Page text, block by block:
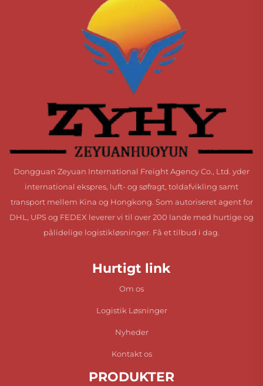
Dongguan Zeyuan International Freight Agency Co., Ltd. yder
international ekspres, luft- og søfragt, toldafvikling samt
transport mellem Kina og Hongkong. Som autoriseret agent for
DHL, UPS og FEDEX leverer vi til over 200 lande med hurtige og
pålidelige logistikløsninger. Få et tilbud i dag.
Hurtigt link
Om os
Logistik Løsninger
Nyheder
Kontakt os
PRODUKTER